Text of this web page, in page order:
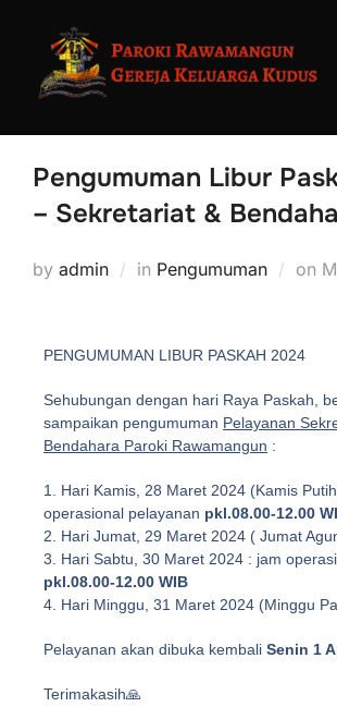
Pengumuman Libur
– Sekretariat &
by admin in Pengumuman on
PENGUMUMAN LIBUR PASKAH 2024
Sehubungan dengan hari Raya Paskah,
sampaikan pengumuman Pelayanan
Bendahara Paroki Rawamangun :
1. Hari Kamis, 28 Maret 2024 (Kamis
operasional pelayanan pkl.08.00-12.00
2. Hari Jumat, 29 Maret 2024 ( Jumat
3. Hari Sabtu, 30 Maret 2024 : jam
pkl.08.00-12.00 WIB
4. Hari Minggu, 31 Maret 2024 (Minggu
Pelayanan akan dibuka kembali Senin 1
Terimakasih🙏